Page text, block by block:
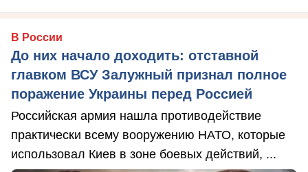
В России
До них начало доходить: отставной
главком ВСУ Залужный признал полное
поражение Украины перед Россией
Российская армия нашла противодействие
практически всему вооружению НАТО, которые
использовал Киев в зоне боевых действий, ...